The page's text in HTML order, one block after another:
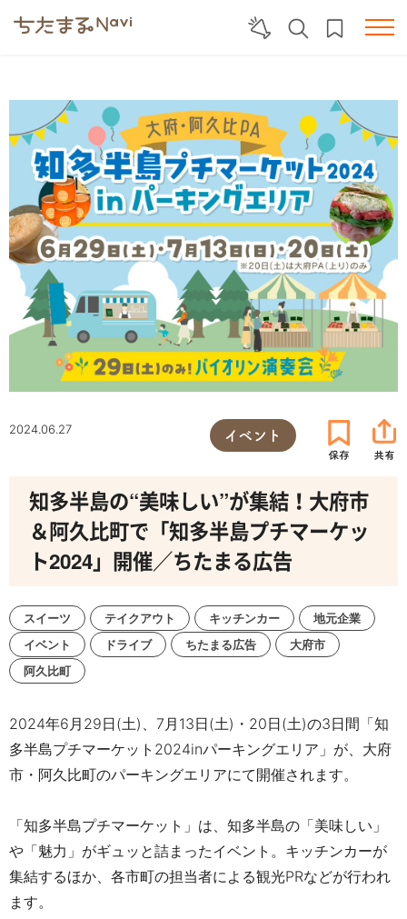
2024.06.27 イベント
知多半島の“美味しい”が集結！大府市
＆阿久比町で「知多半島プチマーケッ
ト2024」開催／ちたまる広告
スイーツ テイクアウト キッチンカー
地元企業
イベント
ドライブ ちたまる広告
大府市
阿久比町
2024年6月29日(土)、7月13日(土)・20日(土)の3日間「知
多半島プチマーケット2024inパーキングエリア」が、大府
市・阿久比町のパーキングエリアにて開催されます。
「知多半島プチマーケット」は、知多半島の「美味しい」
や「魅力」がギュッと詰まったイベント。キッチンカーが
集結するほか、各市町の担当者による観光PRなどが行われ
ます。